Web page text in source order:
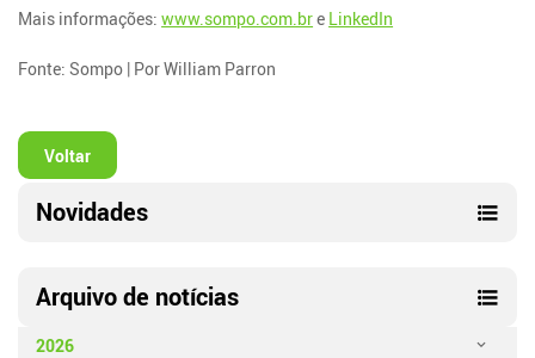
Mais informações:www.sompo.com.bre LinkedIn
Fonte: Sompo | Por William Parron
Voltar
Novidades
Arquivo de notícias
2026